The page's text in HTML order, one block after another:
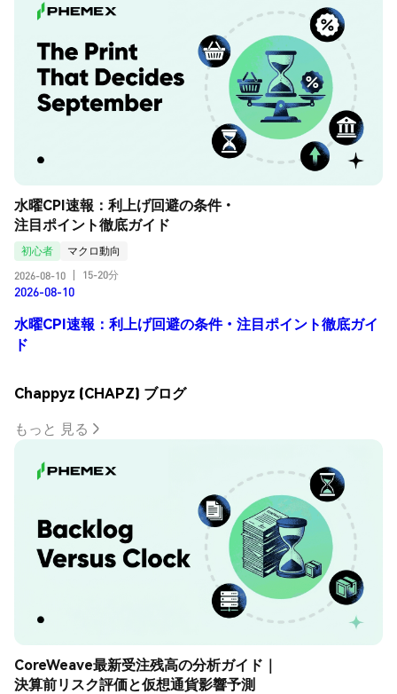
水曜CPI速報：利上げ回避の条件・
注目ポイント徹底ガイド
初心者
マクロ動向
2026-08-10
15-20分
2026-08-10
水曜CPI速報：利上げ回避の条件・注目ポイント徹底ガイ
ド
Chappyz (CHAPZ) ブログ
もっと 見る
CoreWeave最新受注残高の分析ガイド｜
決算前リスク評価と仮想通貨影響予測